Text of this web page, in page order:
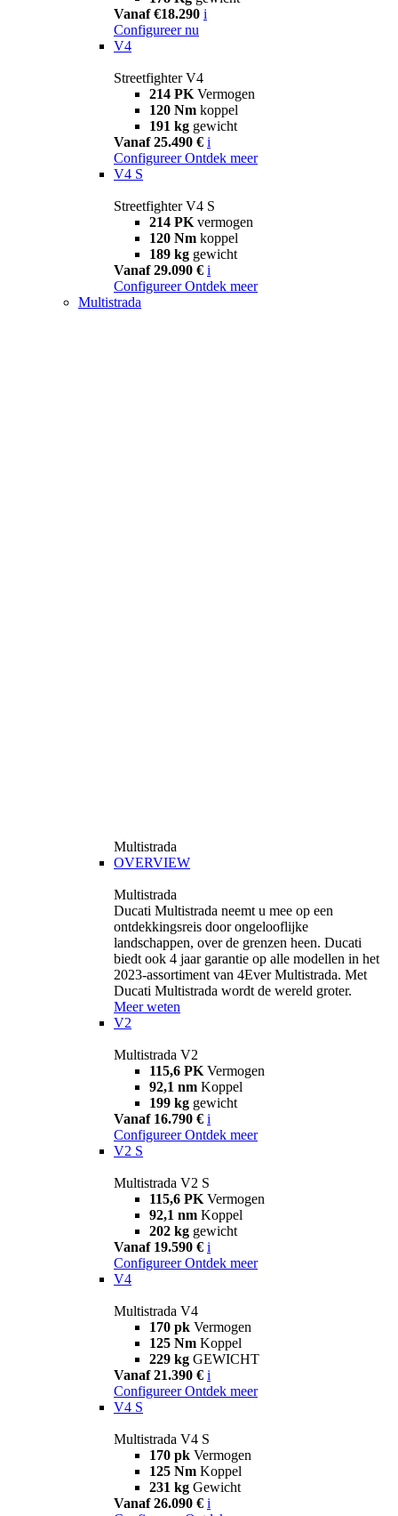
Vanaf €18.290 i
Configureer nu
V4
Streetfighter V4
214 PK Vermogen
120 Nm koppel
191 kg gewicht
Vanaf 25.490 € i
Configureer Ontdek meer
V4 S
Streetfighter V4 S
214 PK vermogen
120 Nm koppel
189 kg gewicht
Vanaf 29.090 € i
Configureer Ontdek meer
Multistrada
Multistrada
OVERVIEW
Multistrada
Ducati Multistrada neemt u mee op een
ontdekkingsreis door ongelooflijke
landschappen, over de grenzen heen. Ducati
biedt ook 4 jaar garantie op alle modellen in het
2023-assortiment van 4Ever Multistrada. Met
Ducati Multistrada wordt de wereld groter.
Meer weten
V2
Multistrada V2
115,6 PK Vermogen
92,1 nm Koppel
199 kg gewicht
Vanaf 16.790 € i
Configureer Ontdek meer
V2 S
Multistrada V2 S
115,6 PK Vermogen
92,1 nm Koppel
202 kg gewicht
Vanaf 19.590 € i
Configureer Ontdek meer
V4
Multistrada V4
170 pk Vermogen
125 Nm Koppel
229 kg GEWICHT
Vanaf 21.390 € i
Configureer Ontdek meer
V4 S
Multistrada V4 S
170 pk Vermogen
125 Nm Koppel
231 kg Gewicht
Vanaf 26.090 € i